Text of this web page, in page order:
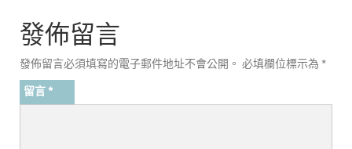
發佈留言
發佈留言必須填寫的電子郵件地址不會公開。 必填欄位標示為 *
留言 *